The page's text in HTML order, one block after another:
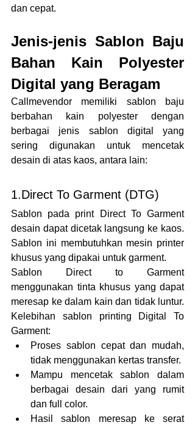
dan cepat.
Jenis-jenis Sablon Baju
Bahan Kain Polyester
Digital yang Beragam
Callmevendor memiliki sablon baju
berbahan kain polyester dengan
berbagai jenis sablon digital yang
sering digunakan untuk mencetak
desain di atas kaos, antara lain:
1.Direct To Garment (DTG)
Sablon pada print Direct To Garment
desain dapat dicetak langsung ke kaos.
Sablon ini membutuhkan mesin printer
khusus yang dipakai untuk garment.
Sablon Direct to Garment
menggunakan tinta khusus yang dapat
meresap ke dalam kain dan tidak luntur.
Kelebihan sablon printing Digital To
Garment:
Proses sablon cepat dan mudah,
tidak menggunakan kertas transfer.
Mampu mencetak sablon dalam
berbagai desain dari yang rumit
dan full color.
Hasil sablon meresap ke serat